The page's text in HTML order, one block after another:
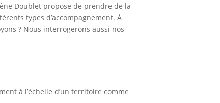
Doublet propose de prendre de la
types d’accompagnement. À
? Nous interrogerons aussi nos
à l’échelle d’un territoire comme